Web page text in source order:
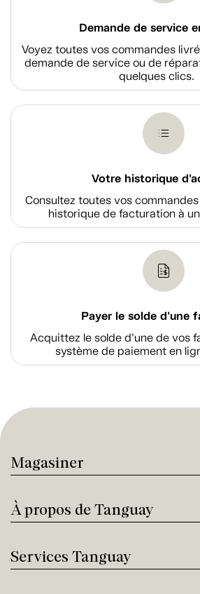
Demande de service
Voyez toutes vos commandes
demande de service ou de
quelques clics.
Votre historique
Consultez toutes vos
historique de facturation à
Payer le solde d'une
Acquittez le solde d’une de vos
système de paiement en
Magasiner
À propos de Tanguay
Services Tanguay